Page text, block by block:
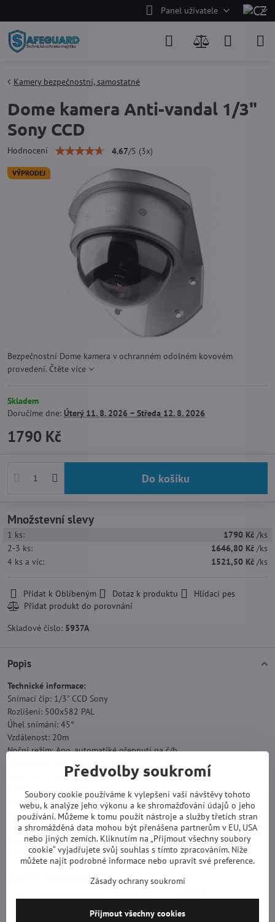
Panel uživatele
VÝPRODEJ
Kamery bezpečnostní, samostatné
Dome kamera Anti-vandal 1/3"
Sony CCD
Hodnocení 4.67/5 (3x)
Bezpečnostní Dome kamera v ochranném odolném kovovém
provedení. Čtěte více
Skladem
Doručíme dne: Úterý11. 8. 2026 − Středa 12. 8. 2026
1790 Kč
Do košíku
Množstevní slevy
1 ks: 1790 Kč /ks
2-3 ks: 1646,80 Kč /ks
4 ks a víc: 1521,50 Kč /ks
Přidat k Oblíbeným Dotaz k produktu Hlídací pes
Skladové číslo: 5937A
Popis
Technické informace:
Snímací čip: 1/3" CCD Sony
Rozlišení: 500x582 PAL
Úhel snímání: 45°
Vzdálenost: 20m
Noční režim: Ano, automatiké přepnutí na č/b
Režim zisku (A.G.C.): Automatický
Vyvážení protisvětla (B.L.C.): Automatické
Elektronická uzávěrka: 1/50~1/100.000 sec.
Signál/šum: > 48 dB
Rozsah provozních teplot: -20°C~50°C
Video výstup: BNC / 1Vp-p/75 Ohm
Vstupní konektor pro napájení: 12VDC/1000mA
Rozměry: 115x95mm (kamera), 175x138mm (držák)
Více z kategorie
Zabezpečovací technika
Předvolby soukromí
Soubory cookie používáme k vylepšení vaší návštěvy tohoto
webu, k analýze jeho výkonu a ke shromažďování údajů o jeho
používání. Můžeme k tomu použít nástroje a služby třetích stran
a shromážděná data mohou být přenášena partnerům v EU, USA
nebo jiných zemích. Kliknutím na „Přijmout všechny soubory
cookie“ vyjadřujete svůj souhlas s tímto zpracováním. Níže
můžete najít podrobné informace nebo upravit své preference.
Zásady ochrany soukromí
Přijmout všechny cookies